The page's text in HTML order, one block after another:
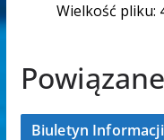
Wielkość pliku:
Biuletyn